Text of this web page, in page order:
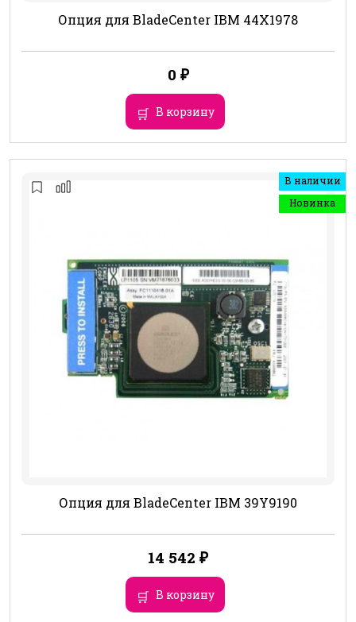
Опция для BladeCenter IBM 44X1978
0 ₽
В корзину
В наличии
Новинка
Опция для BladeCenter IBM 39Y9190
14 542 ₽
В корзину